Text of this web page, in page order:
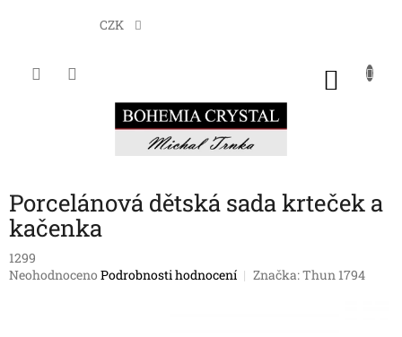
CZK
Porcelánová dětská sada krteček a
kačenka
1299
Průměrné
Neohodnoceno Podrobnosti hodnocení Značka:Thun 1794